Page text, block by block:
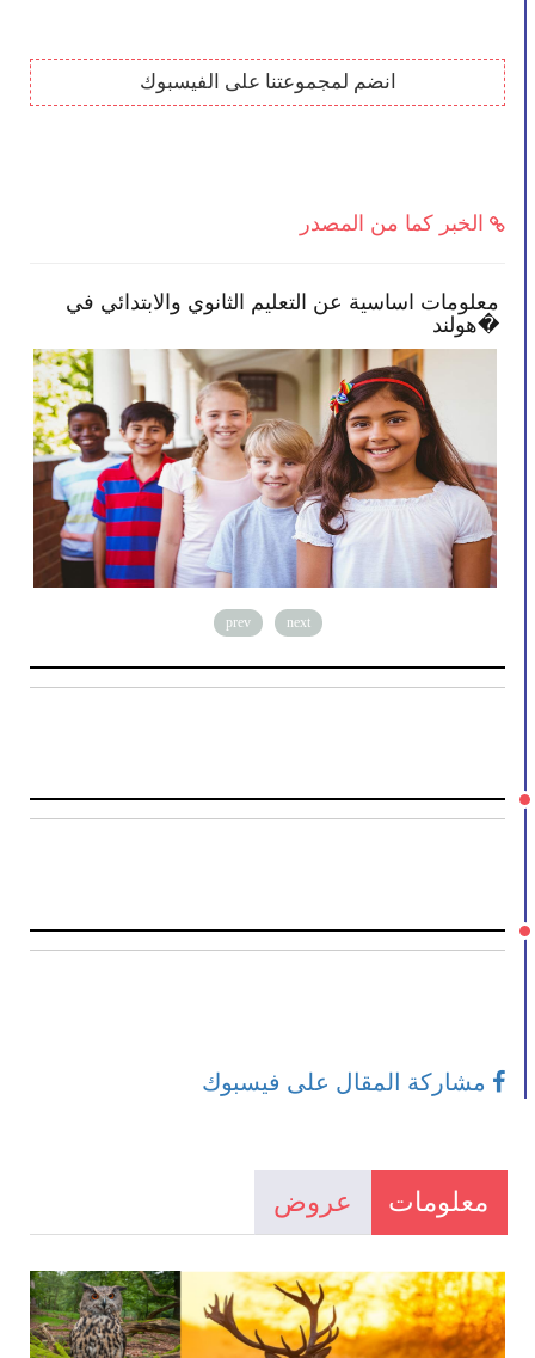
انضم لمجموعتنا على الفيسبوك
الخبر كما من المصدر
معلومات اساسية عن التعليم الثانوي والابتدائي في
هولند�
prev next
مشاركة المقال على فيسبوك
معلومات عروض